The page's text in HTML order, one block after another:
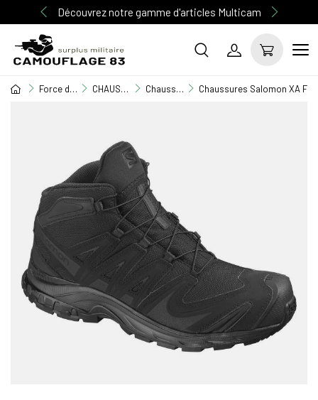
Découvrez notre gamme d'articles Multicam
Force de l'ordre CHAUSSURE D'INTERVENTION Chaussures d'intervention / Cérémonie Chaussures Salomon XA